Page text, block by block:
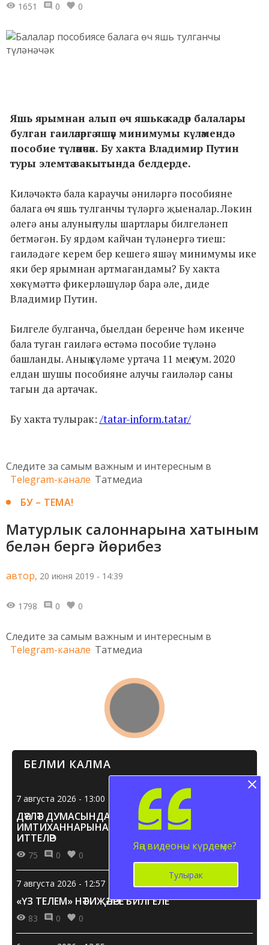
1651 0 0
Яшь ярымнан алып өч яшькә кадәр балалары
булган гаиләләргә яшәү минимумы күләмендә
пособие түләнәчәк. Бу хакта Владимир Путин
туры элемтә вакытында белдерде.
Киләчәктә бала караучы әниләргә пособияне
балага өч яшь тулганчы түләргә җыеналар. Ләкин
әлегә аны алуның тулы шартлары билгеләнеп
бетмәгән. Бу ярдәм кайчан түләнергә тиеш:
гаиләдәге керем бер кешегә яшәү минимумы ике
яки бер ярымнан артмагандамы? Бу хакта
хөкүмәттә фикерләшүләр бара әле, диде
Владимир Путин.
Билгеле булганча, быелдан беренче һәм икенче
бала туган гаиләгә өстәмә пособие түләнә
башланды. Аның күләме уртача 11 мең сум. 2020
елдан шушы пособияне алучы гаиләләр саны
тагын да артачак.
Бу хакта тулырак: /tatar-inform.tatar/
Следите за самым важным и интересным в
Telegram-канале Татмедиа
БУ – ТЕМА!
Матурлык салоннарына хатыным
белән бергә йөрибез
автор, 20 июня 2019 - 14:39
1798 0 0
Следите за самым важным и интересным в
Telegram-канале Татмедиа
БЕЛМИ КАЛМА
7 августа 2026 - 13:00
ДӘҮЛӘТ ДУМАСЫНДА БДИНЫ ДӘҮЛӘТ
ИМТИХАННАРЫНА АЛЫШТЫРЫРГА ТӘКЪДИМ
ИТТЕЛӘР
75 0 0
7 августа 2026 - 12:57
«ҮЗ ТЕЛЕМ» НӘТИҖӘЛӘРЕ БИЛГЕЛЕ
83 0 0
Яңа видеоны күрдеңме?
Тулырак